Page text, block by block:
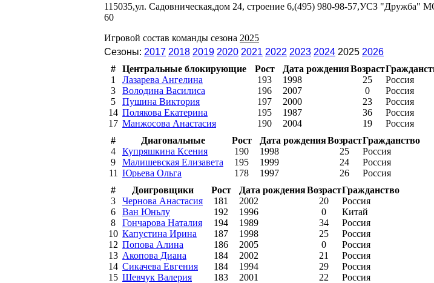
115035,ул. Садовническая,дом 24, строение 6,(495) 980-98-57,УСЗ
60
Игровой состав команды сезона 2025
Сезоны: 2017 2018 2019 2020 2021 2022 2023 2024 2025 2026
#
Центральные блокирующие Рост Дата рожденияВозраст
1
Лазарева Ангелина 193 1998 25
Россия
3
Володина Василиса 196 2007 0
Россия
5
Пушина Виктория 197 2000 23
Россия
14 Полякова Екатерина 195 1987 36
Россия
17 Манжосова Анастасия 190 2004 19
Россия
#
Диагональные Рост Дата рожденияВозрастГражданство
4
Купряшкина Ксения 190 1998 25
Россия
9
Малишевская Елизавета 195 1999 24
Россия
11 Юрьева Ольга 178 1997 26
Россия
#
Доигровщики Рост Дата рожденияВозрастГражданство
3
Чернова Анастасия 181 2002 20
Россия
6
Ван Юньлу 192 1996 0
Китай
8
Гончарова Наталия 194 1989 34
Россия
10 Капустина Ирина 187 1998 25
Россия
12 Попова Алина 186 2005 0
Россия
13 Акопова Диана 184 2002 21
Россия
14 Сикачева Евгения 184 1994 29
Россия
15 Шевчук Валерия 183 2001 22
Россия